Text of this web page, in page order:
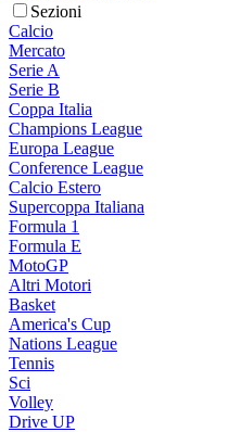
Sezioni
Calcio
Mercato
Serie A
Serie B
Coppa Italia
Champions League
Europa League
Conference League
Calcio Estero
Supercoppa Italiana
Formula 1
Formula E
MotoGP
Altri Motori
Basket
America's Cup
Nations League
Tennis
Sci
Volley
Drive UP